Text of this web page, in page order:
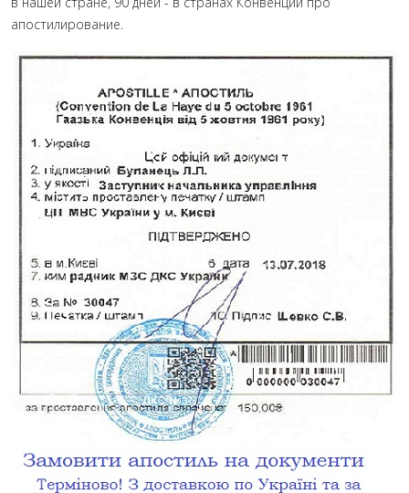
апостилирование.